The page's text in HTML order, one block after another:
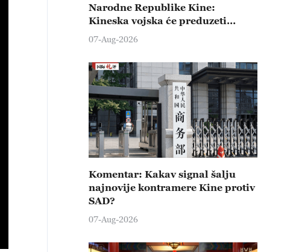
Narodne Republike Kine:
Kineska vojska će preduzeti
čvrste kontramere protiv svih
provokativnih pokušaja
izazivanja nemira
07-Aug-2026
Komentar: Kakav signal šalju
najnovije kontramere Kine protiv
SAD?
07-Aug-2026